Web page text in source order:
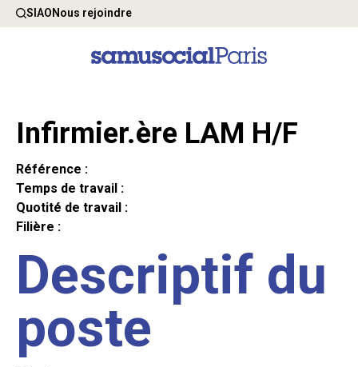
SIAONous rejoindre
Infirmier.ère LAM H/F
Référence :
Temps de travail :
Quotité de travail :
Filière :
Descriptif du
poste